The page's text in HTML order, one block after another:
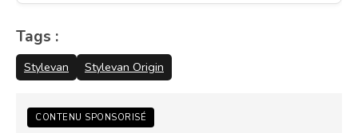
Tags :
Stylevan Stylevan Origin
CONTENU SPONSORISÉ